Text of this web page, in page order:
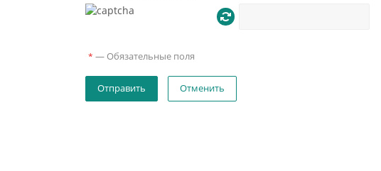
* — Обязательные поля
Отменить